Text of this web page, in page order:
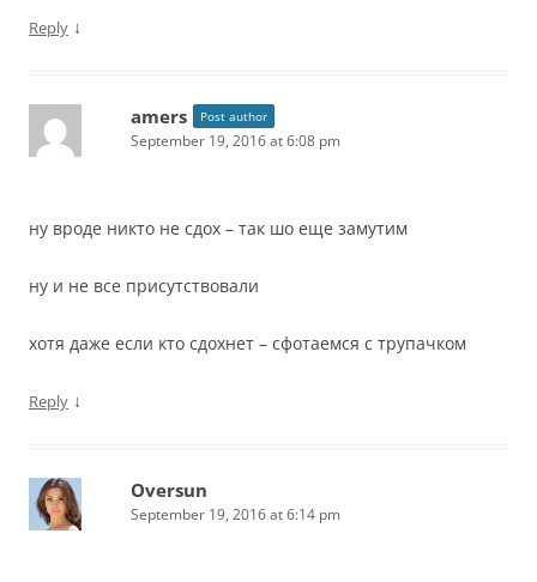
Reply ↓
amers Post author
September 19, 2016 at 6:08 pm
ну вроде никто не сдох – так шо еще замутим
ну и не все присутствовали
хотя даже если кто сдохнет – сфотаемся с трупачком
Reply ↓
Oversun
September 19, 2016 at 6:14 pm